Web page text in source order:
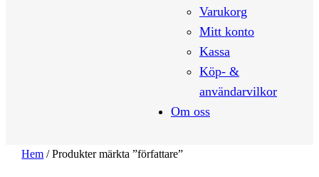
Varukorg
Mitt konto
Kassa
Köp- &
användarvilkor
Om oss
Hem / Produkter märkta ”författare”